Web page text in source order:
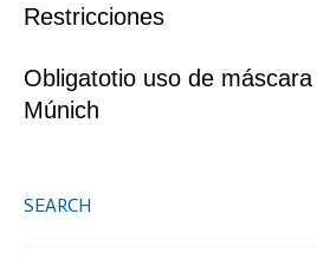
Restricciones
Obligatotio uso de
Múnich
SEARCH